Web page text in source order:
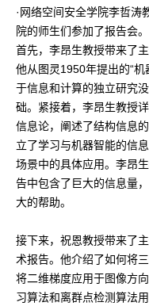
·网络空间安全学院李哲涛
院的师生们参加了报告会。
首先，李昂生教授带来了
他从图灵1950年提出的“
于信息和计算的独立研究
础。紧接着，李昂生教授
信息论，阐述了结构信息
立了学习与机器智能的信
场景中的具体应用。李昂
告中包含了巨大的信息量
大的帮助。
接下来，祝恩教授带来了
术报告。他介绍了如何将
将二维梯度应用于图像方
习算法和离群点检测算法